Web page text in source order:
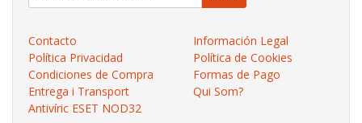
Contacto
Información Legal
Política Privacidad
Política de Cookies
Condiciones de Compra
Formas de Pago
Entrega i Transport
Qui Som?
Antivíric ESET NOD32